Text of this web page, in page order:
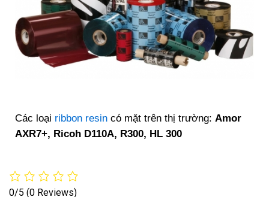
Các loại ribbon resin có mặt trên thị trường: Amor
AXR7+, Ricoh D110A, R300, HL 300
0/5 (0 Reviews)